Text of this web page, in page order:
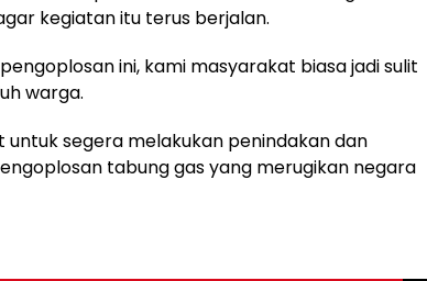
kegiatan itu terus berjalan.
ini, kami masyarakat biasa jadi sulit
warga.
untuk segera melakukan penindakan dan
tabung gas yang merugikan negara